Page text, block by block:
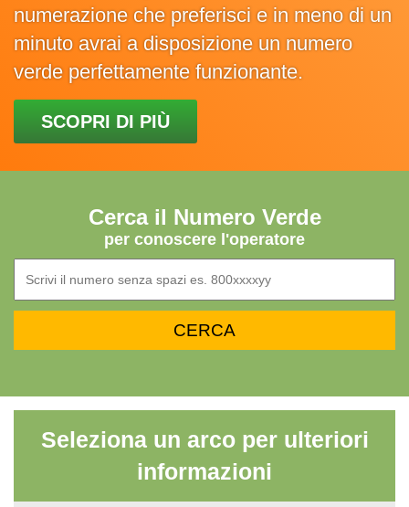
numerazione che preferisci e in meno di un
minuto avrai a disposizione un numero
verde perfettamente funzionante.
SCOPRI DI PIÙ
Cerca il Numero Verde
per conoscere l'operatore
Seleziona un arco per ulteriori
informazioni